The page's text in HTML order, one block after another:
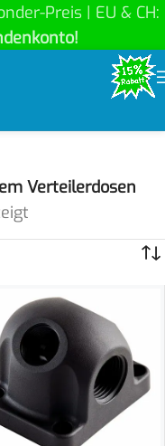
Preis | EU & CH:
Verteilerdosen